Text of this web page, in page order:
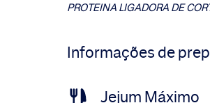
PROTEINA LIGADORA DE
Informações de
Jejum Máximo